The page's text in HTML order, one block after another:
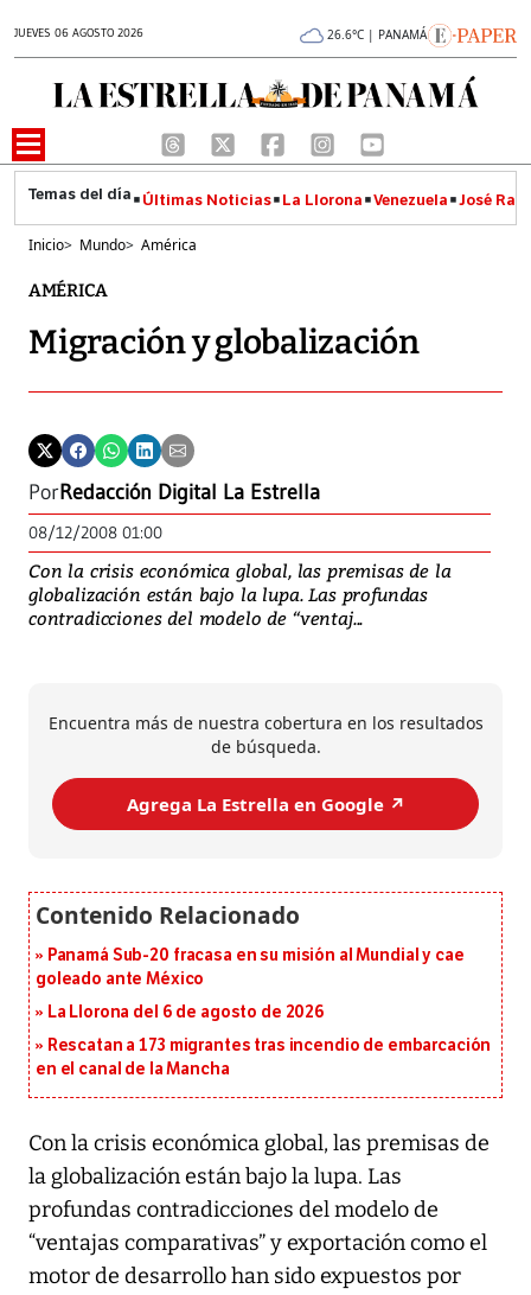
JUEVES 06 AGOSTO 2026 26.6°C | PANAMÁ
Últimas Noticias La Llorona Venezuela José
Inicio> Mundo> América
AMÉRICA
Migración y globalización
PorRedacción Digital La Estrella
08/12/2008 01:00
Con la crisis económica global, las premisas de la
globalización están bajo la lupa. Las profundas
contradicciones del modelo de “ventaj...
Encuentra más de nuestra cobertura en los resultados
de búsqueda.
Agrega La Estrella en Google ↗️
Panamá Sub-20 fracasa en su misión al Mundial y cae
goleado ante México
La Llorona del 6 de agosto de 2026
Rescatan a 173 migrantes tras incendio de embarcación
en el canal de la Mancha
Con la crisis económica global, las premisas de
la globalización están bajo la lupa. Las
profundas contradicciones del modelo de
“ventajas comparativas” y exportación como el
motor de desarrollo han sido expuestos por